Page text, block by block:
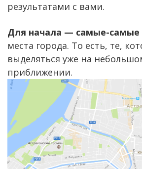
результатами с вами.
Для начала — самые-самые
места города. То есть, те,
выделяться уже на
приближении.